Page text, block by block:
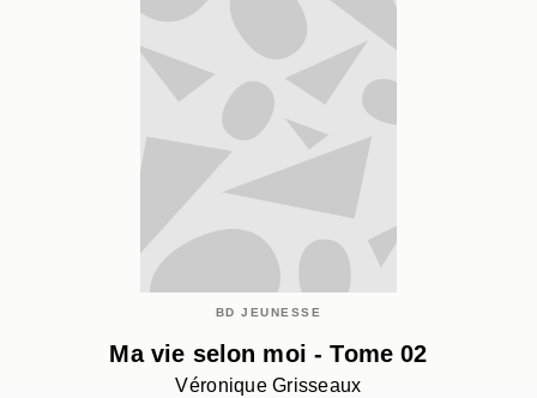
BD JEUNESSE
Ma vie selon moi - Tome 02
Véronique Grisseaux